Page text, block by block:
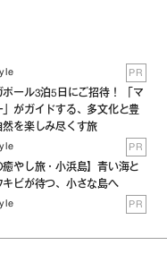
PR
ポール3泊5日にご招待！ 「マ
」がガイドする、多文化と豊
然を楽しみ尽くす旅
PR
癒やし旅・小浜島】青い海と
キビが待つ、小さな島へ
PR